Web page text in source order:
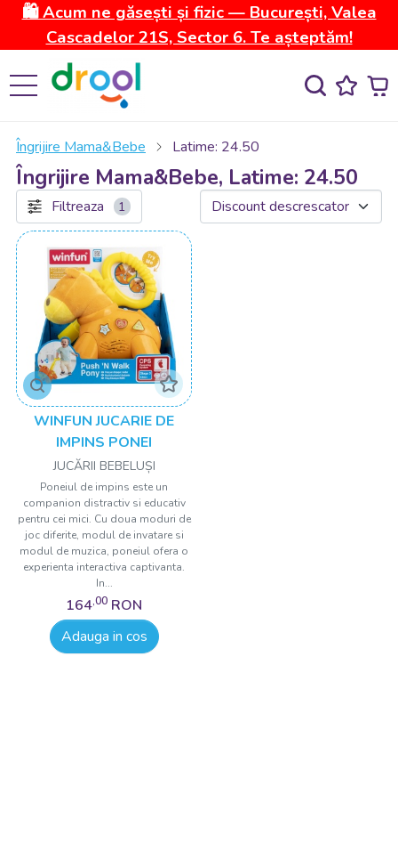
🛍️ Acum ne găsești și fizic — București, Valea
Cascadelor 21S, Sector 6. Te așteptăm!
Îngrijire Mama&Bebe Latime: 24.50
Îngrijire Mama&Bebe, Latime: 24.50
Filtreaza 1
WINFUN JUCARIE DE
IMPINS PONEI
JUCĂRII BEBELUȘI
Poneiul de impins este un
companion distractiv si educativ
pentru cei mici. Cu doua moduri de
joc diferite, modul de invatare si
modul de muzica, poneiul ofera o
experienta interactiva captivanta.
In...
164,00 RON
Adauga in cos